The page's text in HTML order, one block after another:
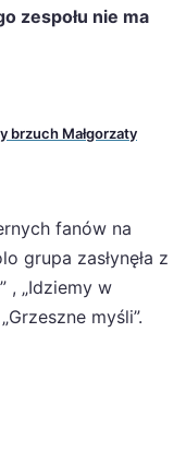
zespołu nie ma
brzuch Małgorzaty
fanów na
grupa zasłynęła z
, „Idziemy w
myśli”.